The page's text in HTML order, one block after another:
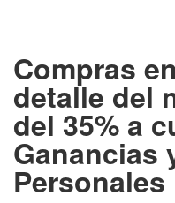
Compras
detalle del
del 35% a
Ganancias
Personales